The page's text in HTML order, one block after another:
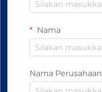
Nama
Nama Perusahaan